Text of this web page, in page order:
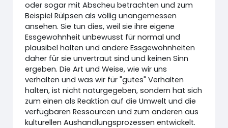
oder sogar mit Abscheu betrachten und zum
Beispiel Rülpsen als völlig unangemessen
ansehen. Sie tun dies, weil sie ihre eigene
Essgewohnheit unbewusst für normal und
plausibel halten und andere Essgewohnheiten
daher für sie unvertraut sind und keinen Sinn
ergeben. Die Art und Weise, wie wir uns
verhalten und was wir für "gutes" Verhalten
halten, ist nicht naturgegeben, sondern hat sich
zum einen als Reaktion auf die Umwelt und die
verfügbaren Ressourcen und zum anderen aus
kulturellen Aushandlungsprozessen entwickelt.